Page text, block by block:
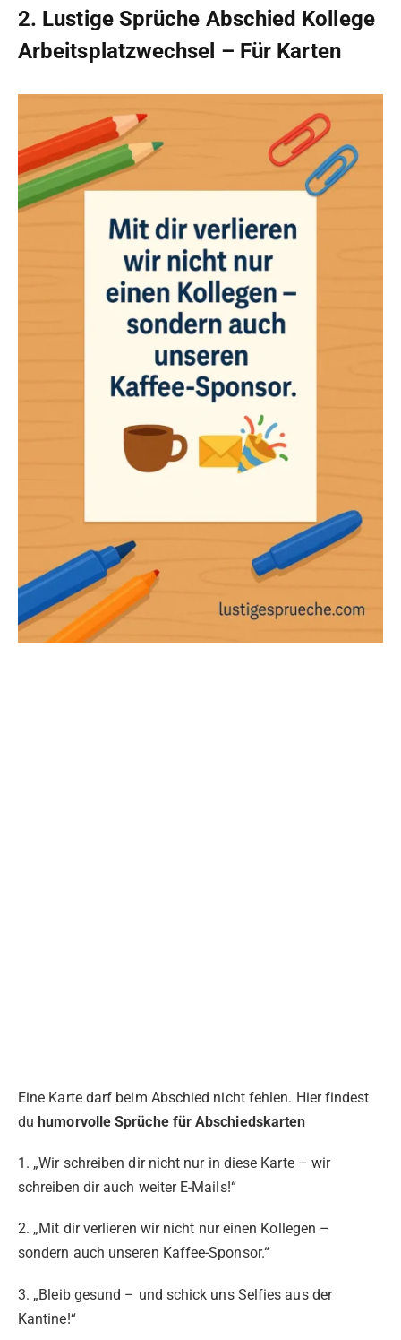
2. Lustige Sprüche Abschied Kollege
Arbeitsplatzwechsel – Für Karten
Eine Karte darf beim Abschied nicht fehlen. Hier findest
duhumorvolle Sprüche für Abschiedskarten
1. „Wir schreiben dir nicht nur in diese Karte – wir
schreiben dir auch weiter E-Mails!“
2. „Mit dir verlieren wir nicht nur einen Kollegen –
sondern auch unseren Kaffee-Sponsor.“
3. „Bleib gesund – und schick uns Selfies aus der
Kantine!“